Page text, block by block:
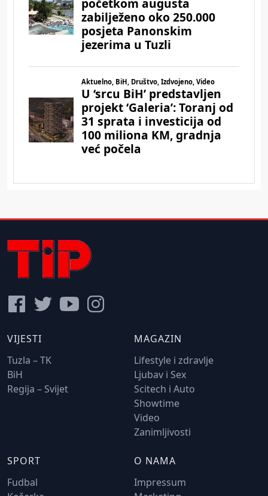
VIJESTI
Tuzla – TK
BiH
Regija – Svijet
MAGAZIN
Lifestyle i zdravlje
Ljubav i Sex
Scitech i Auto
Showtime
Video
Zanimljivosti
SPORT
Fudbal
O NAMA
Impressum